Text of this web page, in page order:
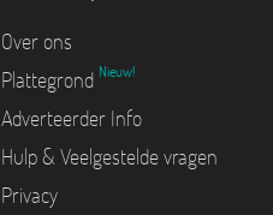
Over ons
Plattegrond Nieuw!
Adverteerder Info
Hulp & Veelgestelde vragen
Privacy